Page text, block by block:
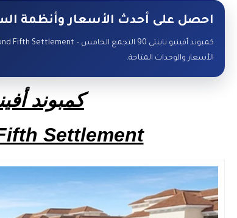
احصل على أحدث الأسعار وأنظمة
الأسعار والوحدات المتاحة.
كمبوندأفينيو
Settlement